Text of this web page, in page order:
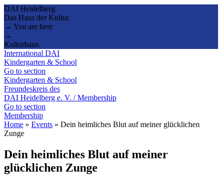
DAI Heidelberg.
Das Haus der Kultur.
→ You are here
→
Kulturhaus
International DAI
Kindergarten & School
Go to section
Kindergarten & School
Freundeskreis des
DAI Heidelberg e. V. / Membership
Go to section
Membership
Home » Events » Dein heimliches Blut auf meiner glücklichen
Zunge
Dein heimliches Blut auf meiner
glücklichen Zunge